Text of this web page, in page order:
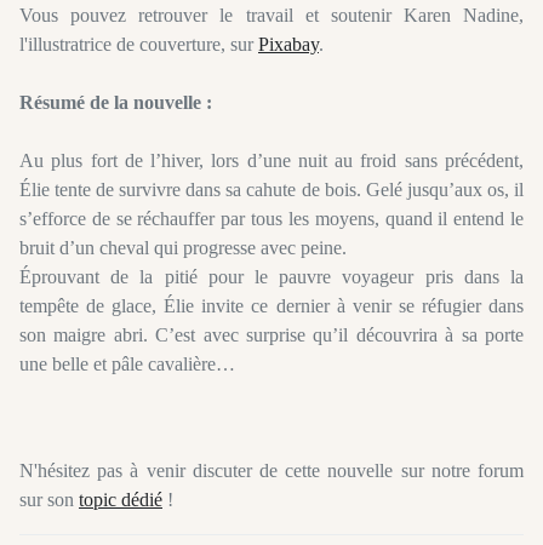
Vous pouvez retrouver le travail et soutenir Karen Nadine,
l'illustratrice de couverture, surPixabay.
Résumé de la nouvelle :
Au plus fort de l’hiver, lors d’une nuit au froid sans précédent,
Élie tente de survivre dans sa cahute de bois. Gelé jusqu’aux os, il
s’efforce de se réchauffer par tous les moyens, quand il entend le
bruit d’un cheval qui progresse avec peine.
Éprouvant de la pitié pour le pauvre voyageur pris dans la
tempête de glace, Élie invite ce dernier à venir se réfugier dans
son maigre abri. C’est avec surprise qu’il découvrira à sa porte
une belle et pâle cavalière…
N'hésitez pas à venir discuter de cette nouvelle sur notre forum
sur son topic dédié !